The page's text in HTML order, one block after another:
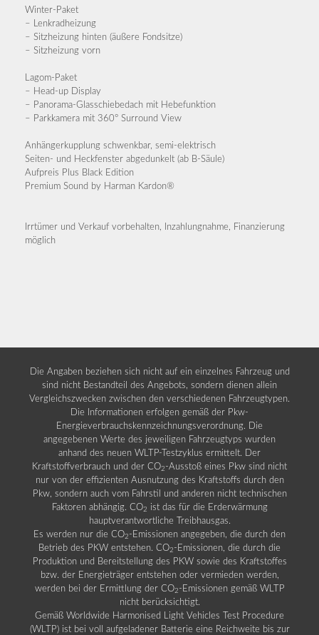
Winter-Paket
– Lenkradheizung
– Sitzheizung hinten (äußere Fondsitze)
– Sitzheizung vorn
Lagom-Paket
– Head-up Display
– Panorama-Glasschiebedach mit Hebefunktion
– Parkkamera mit 360° Surround View
Anhängerkupplung schwenkbar, semi-elektrisch
Seiten- und Heckfenster abgedunkelt (ab B-Säule)
Aufpreis Plus Black Edition
Premium Sound by Harman Kardon®
Irrtümer und Verkauf vorbehalten, Inzahlungnahme, Finanzierung
möglich
Die Angaben beziehen sich nicht auf ein einzelnes Fahrzeug und
sind nicht Bestandteil des Angebots, sondern dienen allein
Vergleichszwecken zwischen den verschiedenen Fahrzeugtypen.
Die Informationen erfolgen gemäß der Pkw-
Energieverbrauchskennzeichnungsverordnung. Die
angegebenen Werte des jeweiligen Fahrzeugtyps wurden
anhand des neuen WLTP-Testzyklus ermittelt. Der
Kraftstoffverbrauch und der CO2 -Ausstoß eines Pkw sind nicht
nur von der effizienten Ausnutzung des Kraftstoffs durch den
Pkw, sondern auch vom Fahrstil und anderen nicht technischen
Faktoren abhängig. CO2 ist das für die Erderwärmung
hauptverantwortliche Treibhausgas.
Es werden nur die CO2 -Emissionen angegeben, die durch den
Betrieb des PKW entstehen. CO2 -Emissionen, die durch die
Produktion und Bereitstellung des PKW sowie des Kraftstoffes
bzw. der Energieträger entstehen oder vermieden werden,
werden bei der Ermittlung der CO2 -Emissionen gemäß WLTP
nicht berücksichtigt.
Gemäß Worldwide Harmonised Light Vehicles Test Procedure
(WLTP) ist bei voll aufgeladener Batterie eine Reichweite bis zur